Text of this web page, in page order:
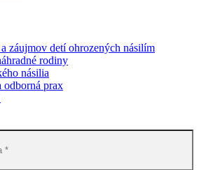
záujmov detí ohrozených násilím
rodiny
násilia
prax